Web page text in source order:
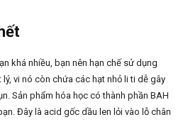
khá nhiều, bạn nên hạn chế sử dụng
vi nó còn chứa các hạt nhỏ li ti dễ gây
Sản phẩm hóa học có thành phần BAH
Đây là acid gốc dầu len lỏi vào lỗ chân